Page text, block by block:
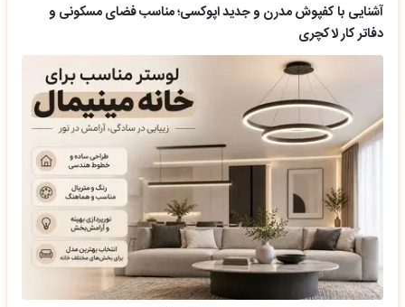
آشنایی با کفپوش مدرن و جدید اپوکسی؛ مناسب فضای مسکونی و
دفاتر کار لاکچری